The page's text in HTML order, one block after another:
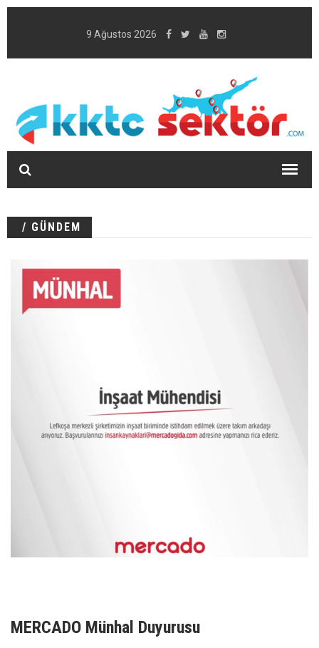
9 Ağustos 2026
/ GÜNDEM
MERCADO Münhal Duyurusu